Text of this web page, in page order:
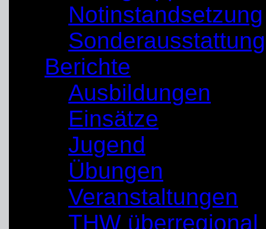
Notinstandsetzung
Sonderausstattung
Berichte
Ausbildungen
Einsätze
Jugend
Übungen
Veranstaltungen
THW überregional